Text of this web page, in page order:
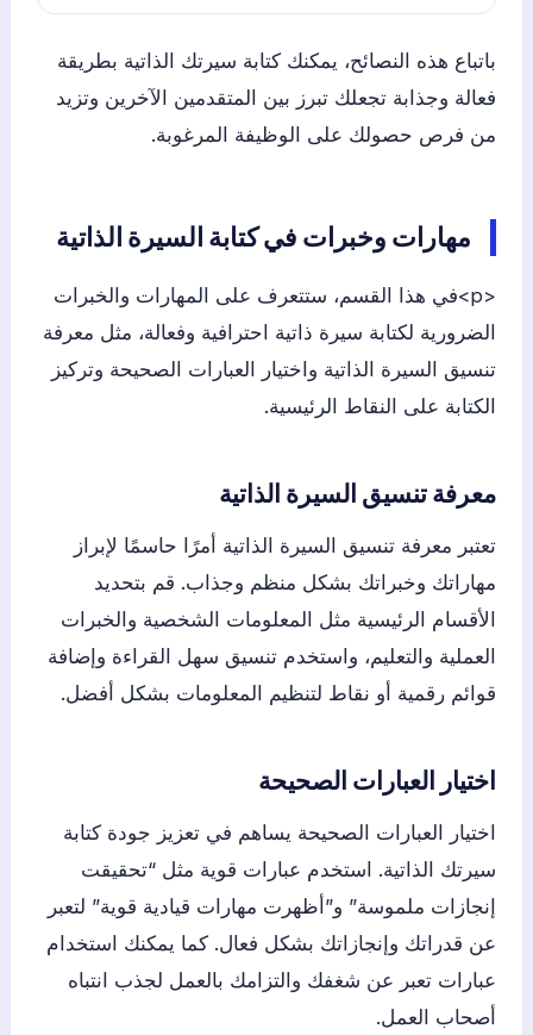
باتباع هذه النصائح، يمكنك كتابة سيرتك الذاتية بطريقة
فعالة وجذابة تجعلك تبرز بين المتقدمين الآخرين وتزيد
من فرص حصولك على الوظيفة المرغوبة.
مهارات وخبرات في كتابة السيرة الذاتية
<p>في هذا القسم، ستتعرف على المهارات والخبرات
الضرورية لكتابة سيرة ذاتية احترافية وفعالة، مثل معرفة
تنسيق السيرة الذاتية واختيار العبارات الصحيحة وتركيز
الكتابة على النقاط الرئيسية.
معرفة تنسيق السيرة الذاتية
تعتبر معرفة تنسيق السيرة الذاتية أمرًا حاسمًا لإبراز
مهاراتك وخبراتك بشكل منظم وجذاب. قم بتحديد
الأقسام الرئيسية مثل المعلومات الشخصية والخبرات
العملية والتعليم، واستخدم تنسيق سهل القراءة وإضافة
قوائم رقمية أو نقاط لتنظيم المعلومات بشكل أفضل.
اختيار العبارات الصحيحة
اختيار العبارات الصحيحة يساهم في تعزيز جودة كتابة
سيرتك الذاتية. استخدم عبارات قوية مثل “تحقيقت
إنجازات ملموسة” و”أظهرت مهارات قيادية قوية” لتعبر
عن قدراتك وإنجازاتك بشكل فعال. كما يمكنك استخدام
عبارات تعبر عن شغفك والتزامك بالعمل لجذب انتباه
أصحاب العمل.